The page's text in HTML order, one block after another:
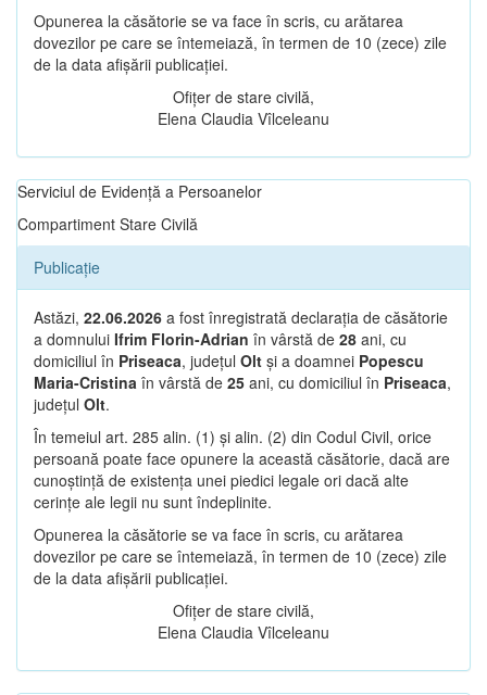
Opunerea la căsătorie se va face în scris, cu arătarea
dovezilor pe care se întemeiază, în termen de 10 (zece) zile
de la data afișării publicației.
Ofițer de stare civilă,
Elena Claudia Vîlceleanu
Serviciul de Evidență a Persoanelor
Compartiment Stare Civilă
Publicație
Astăzi, 22.06.2026 a fost înregistrată declarația de căsătorie
a domnului Ifrim Florin-Adrian în vârstă de 28 ani, cu
domiciliul în Priseaca, județul Olt și a doamnei Popescu
Maria-Cristina în vârstă de 25 ani, cu domiciliul în Priseaca,
județul Olt.
În temeiul art. 285 alin. (1) și alin. (2) din Codul Civil, orice
persoană poate face opunere la această căsătorie, dacă are
cunoștință de existența unei piedici legale ori dacă alte
cerințe ale legii nu sunt îndeplinite.
Opunerea la căsătorie se va face în scris, cu arătarea
dovezilor pe care se întemeiază, în termen de 10 (zece) zile
de la data afișării publicației.
Ofițer de stare civilă,
Elena Claudia Vîlceleanu